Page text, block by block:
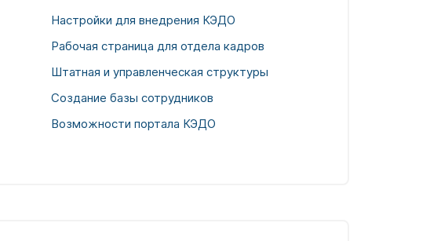
Настройки для внедрения КЭДО
Рабочая страница для отдела кадров
Штатная и управленческая структуры
Создание базы сотрудников
Возможности портала КЭДО